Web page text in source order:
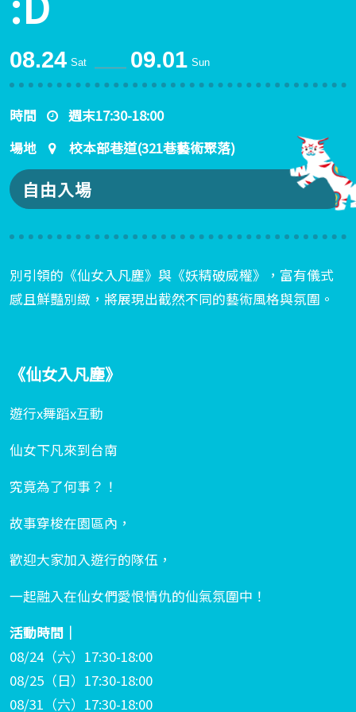
08.24 Sat 09.01 Sun
時間
週末17:30-18:00
場地
校本部巷道(321巷藝術聚落)
自由入場
別引領的《仙女入凡塵》與《妖精破威權》，富有儀式
感且鮮豔別緻，將展現出截然不同的藝術風格與氛圍。
《仙女入凡塵》
遊行x舞蹈x互動
仙女下凡來到台南
究竟為了何事？！
故事穿梭在園區內，
歡迎大家加入遊行的隊伍，
一起融入在仙女們愛恨情仇的仙氣氛圍中！
活動時間｜
08/24（六）17:30-18:00
08/25（日）17:30-18:00
08/31（六）17:30-18:00